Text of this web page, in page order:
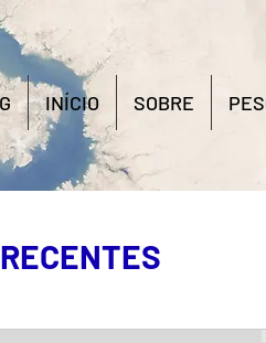
INÍCIO SOBRE
RECENTES